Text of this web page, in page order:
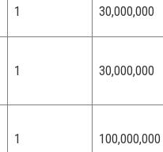
1 30,000,000
1 30,000,000
1 100,000,000